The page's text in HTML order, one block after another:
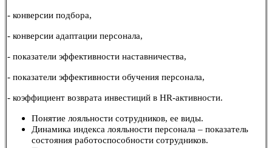
- конверсии подбора,
- конверсии адаптации персонала,
- показатели эффективности наставничества,
- показатели эффективности обучения персонала,
- коэффициент возврата инвестиций в HR-активности.
Понятие лояльности сотрудников, ее виды.
Динамика индекса лояльности персонала – показатель
состояния работоспособности сотрудников.